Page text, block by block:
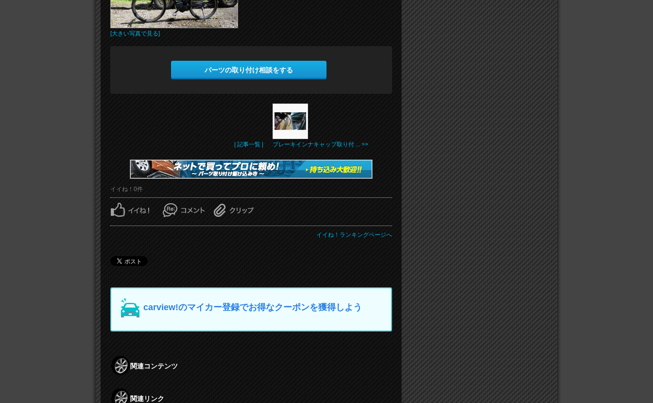
[大きい写真で見る]
パーツの取り付け相談をする
| 記事一覧 | ブレーキインナキャップ取り付 ... >>
イイね！0件
イイね！ランキングページへ
carview!のマイカー登録でお得なクーポンを獲得しよう
関連コンテンツ
関連リンク